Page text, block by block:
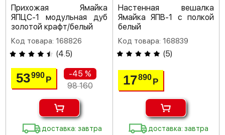
Прихожая Ямайка
ЯПЦС-1 модульная дуб
золотой крафт/белый
Код товара: 168826
(4.5)
53990Р
-45 %
98 160
доставка: завтра
Настенная вешалка
Ямайка ЯПВ-1 с полкой
белый
Код товара: 168839
(5)
17890 Р
доставка: завтра